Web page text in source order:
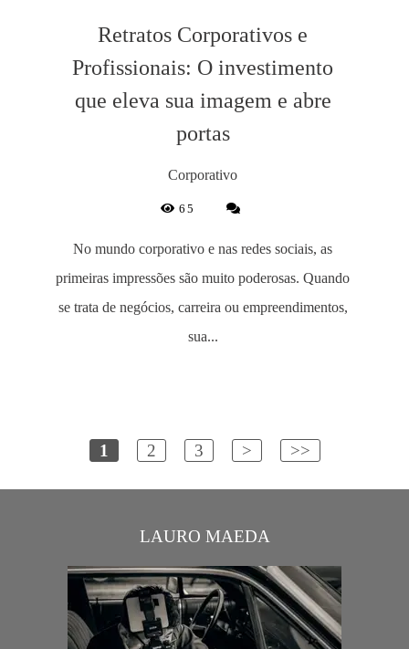
Retratos Corporativos e
Profissionais: O investimento
que eleva sua imagem e abre
portas
Corporativo
65
No mundo corporativo e nas redes sociais, as
primeiras impressões são muito poderosas. Quando
se trata de negócios, carreira ou empreendimentos,
sua...
1 2 3 > >>
LAURO MAEDA